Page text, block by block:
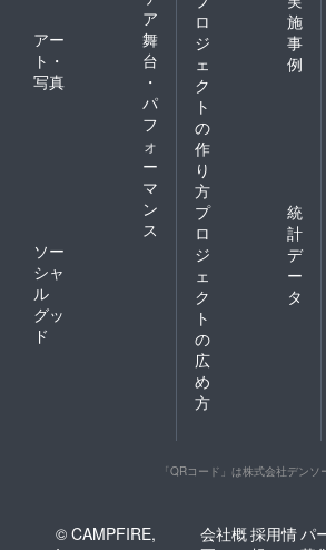
ア
アー
ト・
写真
舞
台
・
パ
フ
ォ
ー
マ
ン
ス
ソー
シャ
ル
グッ
ド
ロ
ジ
ェ
ク
ト
の
作
り
方
施
事
例
プ
ロ
ジ
ェ
ク
ト
の
広
め
方
統
計
デ
ー
タ
「QRコード」は株式会社デンソ
© CAMPFIRE,
会社概採用情パ